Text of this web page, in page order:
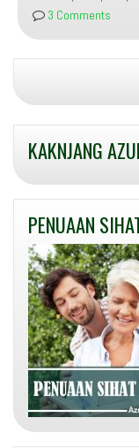
Alami
3 Comments
KAKNJANG
PENUAAN